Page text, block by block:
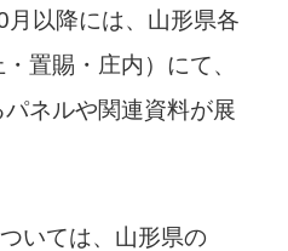
以降には、山形県各
置賜・庄内）にて、
ネルや関連資料が展
いては、山形県の